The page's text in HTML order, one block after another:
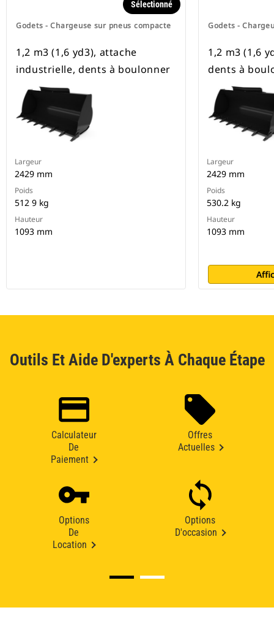
Godets - Chargeuse sur pneus compacte
Sélectionné
1,2 m3 (1,6 yd3), attache
industrielle, dents à boulonner
Largeur
2429 mm
Poids
512 9 kg
Hauteur
1093 mm
Godets -
1,2 m3 (1,6
dents à
Largeur
2429 mm
Poids
530.2 kg
Hauteur
1093 mm
Outils Et Aide D'experts À Chaque Étape
Calculateur
De
Paiement
Offres
Actuelles
Options
De
Location
Options
D'occasion